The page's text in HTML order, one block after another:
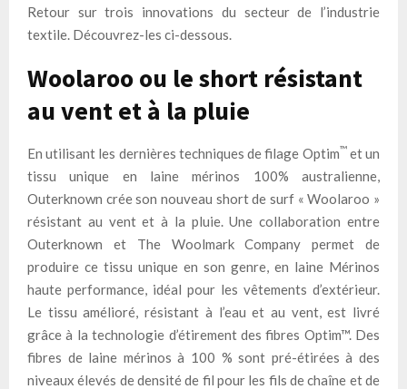
Retour sur trois innovations du secteur de l’industrie
textile. Découvrez-les ci-dessous.
Woolaroo ou le short résistant
au vent et à la pluie
En utilisant les dernières techniques de filage Optim™et un
tissu unique en laine mérinos 100% australienne,
Outerknown crée son nouveau short de surf « Woolaroo »
résistant au vent et à la pluie. Une collaboration entre
Outerknown et The Woolmark Company permet de
produire ce tissu unique en son genre, en laine Mérinos
haute performance, idéal pour les vêtements d’extérieur.
Le tissu amélioré, résistant à l’eau et au vent, est livré
grâce à la technologie d’étirement des fibres Optim™. Des
fibres de laine mérinos à 100 % sont pré-étirées à des
niveaux élevés de densité de fil pour les fils de chaîne et de